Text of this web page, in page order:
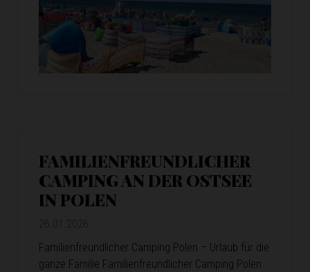
FAMILIENFREUNDLICHER
CAMPING AN DER OSTSEE
IN POLEN
Familienfreundlicher Camping Polen – Urlaub für die
ganze Familie Familienfreundlicher Camping Polen